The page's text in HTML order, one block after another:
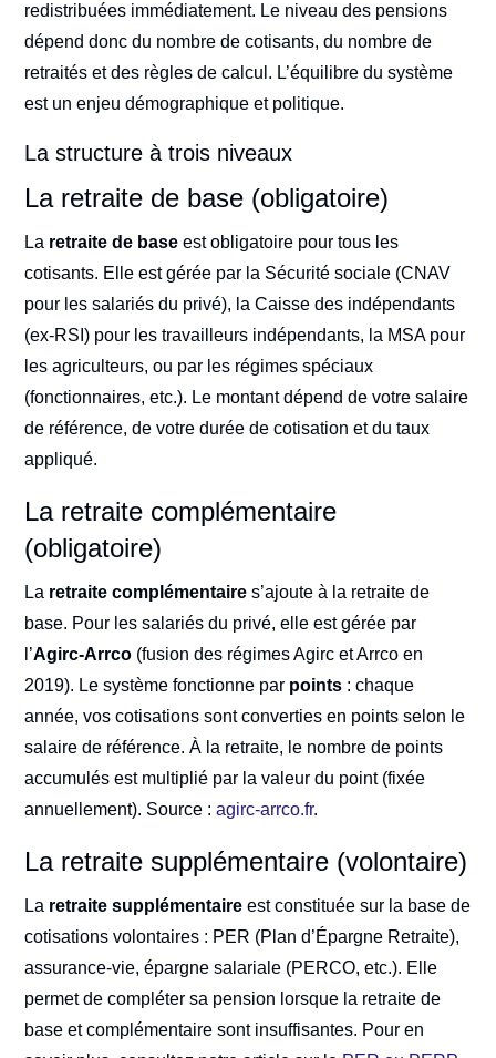
redistribuées immédiatement. Le niveau des pensions
dépend donc du nombre de cotisants, du nombre de
retraités et des règles de calcul. L’équilibre du système
est un enjeu démographique et politique.
La structure à trois niveaux
La retraite de base (obligatoire)
La retraite de base est obligatoire pour tous les
cotisants. Elle est gérée par la Sécurité sociale (CNAV
pour les salariés du privé), la Caisse des indépendants
(ex-RSI) pour les travailleurs indépendants, la MSA pour
les agriculteurs, ou par les régimes spéciaux
(fonctionnaires, etc.). Le montant dépend de votre salaire
de référence, de votre durée de cotisation et du taux
appliqué.
La retraite complémentaire
(obligatoire)
La retraite complémentaire s’ajoute à la retraite de
base. Pour les salariés du privé, elle est gérée par
l’Agirc-Arrco (fusion des régimes Agirc et Arrco en
2019). Le système fonctionne par points : chaque
année, vos cotisations sont converties en points selon le
salaire de référence. À la retraite, le nombre de points
accumulés est multiplié par la valeur du point (fixée
annuellement). Source :agirc-arrco.fr.
La retraite supplémentaire (volontaire)
La retraite supplémentaire est constituée sur la base de
cotisations volontaires : PER (Plan d’Épargne Retraite),
assurance-vie, épargne salariale (PERCO, etc.). Elle
permet de compléter sa pension lorsque la retraite de
base et complémentaire sont insuffisantes. Pour en